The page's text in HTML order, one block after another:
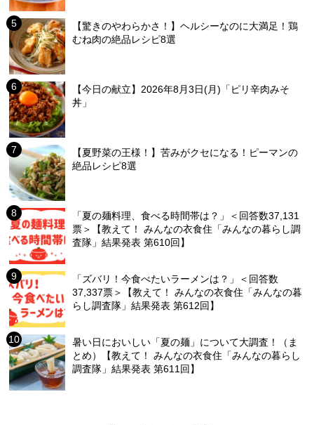
【驚きのやわらかさ！】ヘルシーなのに大満足！鶏
むね肉の絶品レシピ8選
【今日の献立】2026年8月3日(月)「ピリ辛肉みそ
丼」
【夏野菜の王様！】苦みがクセになる！ピーマンの
絶品レシピ8選
「夏の麺料理、食べる時間帯は？」＜回答数37,131
票＞【教えて！ みんなの衣食住「みんなの暮らし調
査隊」結果発表 第610回】
「ズバリ！今食べたいラーメンは？」＜回答数
37,337票＞【教えて！ みんなの衣食住「みんなの暮
らし調査隊」結果発表 第612回】
暑い日においしい「夏の麺」について大調査！（ま
とめ）【教えて！ みんなの衣食住「みんなの暮らし
調査隊」結果発表 第611回】